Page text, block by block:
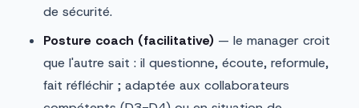
de sécurité.
Posture coach (facilitative) — le manager croit
que l'autre sait : il questionne, écoute, reformule,
fait réfléchir ; adaptée aux collaborateurs